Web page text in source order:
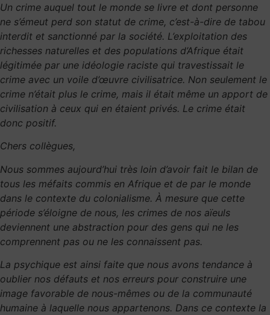
Un crime auquel tout le monde se livre et dont personne
ne s’émeut perd son statut de crime, c’est-à-dire de tabou
interdit et sanctionné par la société. L’exploitation des
richesses naturelles et des populations d’Afrique était
légitimée par une idéologie raciste qui travestissait le
crime avec un voile d’œuvre civilisatrice. Non seulement le
crime n’était plus le crime, mais il était même un apport de
civilisation à ceux qui en étaient privés. Le crime était
donc positif.
Chers collègues,
Nous sommes aujourd’hui très loin d’avoir fait le bilan de
tous les méfaits commis en Afrique et de par le monde
dans le contexte du colonialisme. À mesure que cette
période s’éloigne de nous, les crimes de nos aïeuls
deviennent une abstraction pour des gens qui ne les
comprennent pas ou ne les connaissent pas.
La psychique est ainsi faite que nous avons tendance à
oublier nos défauts et nos erreurs pour construire une
image favorable de nous-mêmes ou de la communauté
humaine à laquelle nous appartenons. Dans ce contexte la